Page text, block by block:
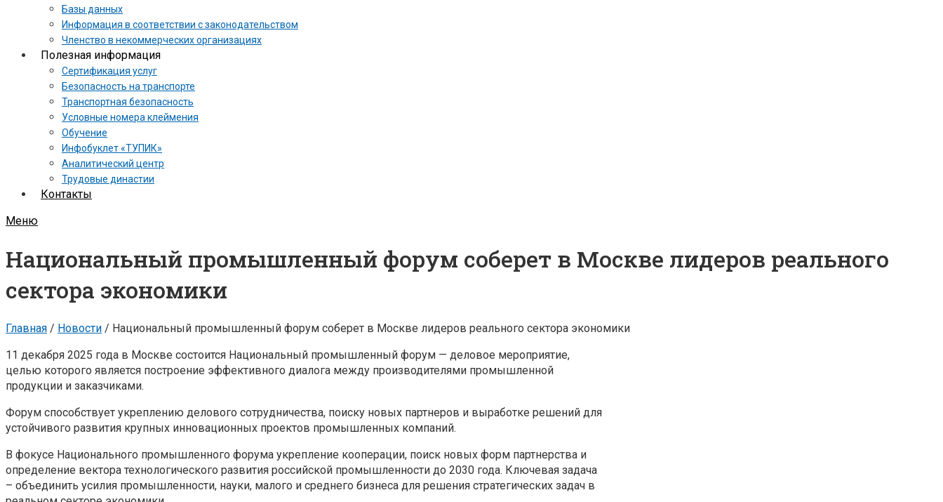
Базы данных
Информация в соответствии с законодательством
Членство в некоммерческих организациях
Полезная информация
Сертификация услуг
Безопасность на транспорте
Транспортная безопасность
Условные номера клеймения
Обучение
Инфобуклет «ТУПИК»
Аналитический центр
Трудовые династии
Контакты
Меню
Национальный промышленный форум соберет в Москве лидеров реального
сектора экономики
Главная / Новости / Национальный промышленный форум соберет в Москве лидеров реального сектора экономики
11 декабря 2025 года в Москве состоится Национальный промышленный форум — деловое мероприятие,
целью которого является построение эффективного диалога между производителями промышленной
продукции и заказчиками.
Форум способствует укреплению делового сотрудничества, поиску новых партнеров и выработке решений для
устойчивого развития крупных инновационных проектов промышленных компаний.
В фокусе Национального промышленного форума укрепление кооперации, поиск новых форм партнерства и
определение вектора технологического развития российской промышленности до 2030 года. Ключевая задача
– объединить усилия промышленности, науки, малого и среднего бизнеса для решения стратегических задач в